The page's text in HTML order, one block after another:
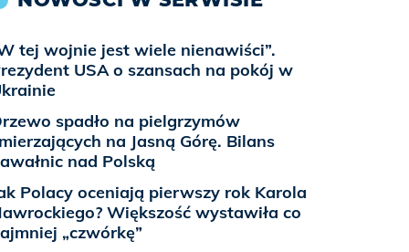
tej wojnie jest wiele nienawiści”.
USA o szansach na pokój w
spadło na pielgrzymów
na Jasną Górę. Bilans
nad Polską
Polacy oceniają pierwszy rok Karola
Większość wystawiła co
„czwórkę”